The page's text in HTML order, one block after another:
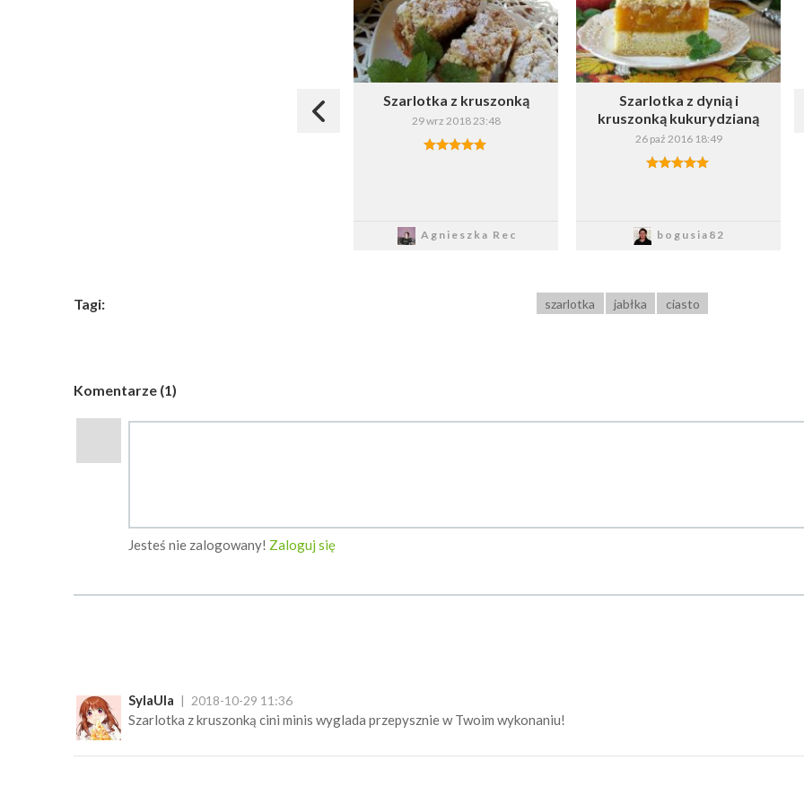
Szarlotka z kruszonką
29 wrz 2018 23:48
Agnieszka Rec
Szarlotka z dynią i
kruszonką kukurydzianą
26 paź 2016 18:49
bogusia82
Tagi: szarlotka jabłka ciasto
Komentarze (1)
Jesteś nie zalogowany! Zaloguj się
SylaUla 2018-10-29 11:36
Szarlotka z kruszonką cini minis wyglada przepysznie w Twoim wykonaniu!